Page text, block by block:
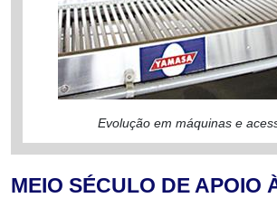
Evolução em máquinas e
MEIO SÉCULO DE APOIO